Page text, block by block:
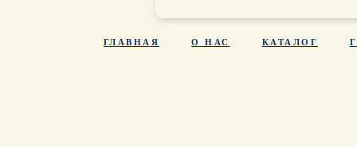
ГЛАВНАЯ О НАС КАТАЛОГ